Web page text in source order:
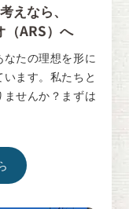
えなら、
（ARS）へ
たの理想を形に
ます。私たちと
せんか？まずは